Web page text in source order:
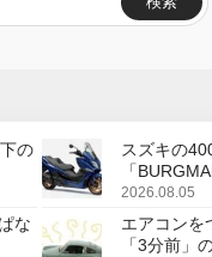
の
スズキの
「
更し、8月
2026.08.05
な
エアコンを
「3分前」